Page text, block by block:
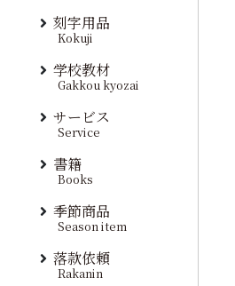
刻字用品
Kokuji
学校教材
Gakkou kyozai
サービス
Service
書籍
Books
季節商品
Season item
落款依頼
Rakanin